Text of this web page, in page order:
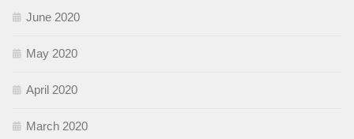
June 2020
May 2020
April 2020
March 2020